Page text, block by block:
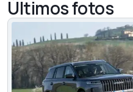
Últimos fotos